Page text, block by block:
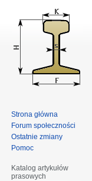
Strona główna
Forum społeczności
Ostatnie zmiany
Pomoc
Katalog artykułów
prasowych